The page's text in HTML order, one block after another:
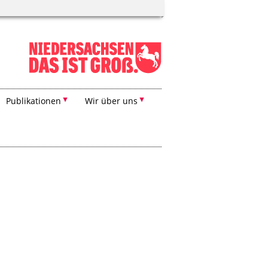
Publikationen Wir über uns